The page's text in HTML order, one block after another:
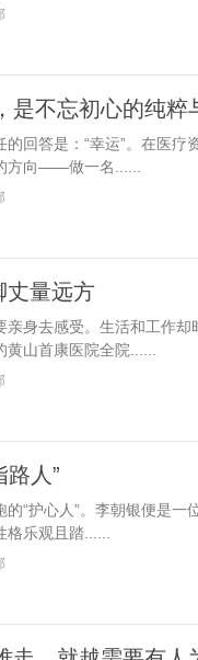
是不忘初心的纯粹
回答是：“幸运”。在医
方向——做一名......
丈量远方
身去感受。生活和工作
山首康医院全院......
路人”
“护心人”。李朝银便是一
乐观且踏......